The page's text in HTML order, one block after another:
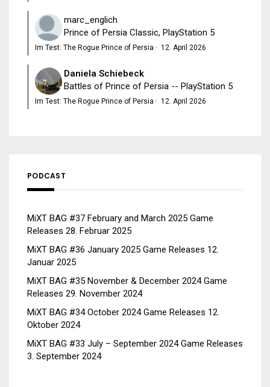
marc_englich
Prince of Persia Classic, PlayStation 5
Im Test: The Rogue Prince of Persia · 12. April 2026
Daniela Schiebeck
Battles of Prince of Persia -- PlayStation 5
Im Test: The Rogue Prince of Persia · 12. April 2026
PODCAST
MiXT BAG #37 February and March 2025 Game
Releases 28. Februar 2025
MiXT BAG #36 January 2025 Game Releases 12.
Januar 2025
MiXT BAG #35 November & December 2024 Game
Releases 29. November 2024
MiXT BAG #34 October 2024 Game Releases 12.
Oktober 2024
MiXT BAG #33 July – September 2024 Game Releases
3. September 2024